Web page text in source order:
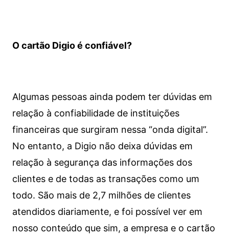
O cartão Digio é confiável?
Algumas pessoas ainda podem ter dúvidas em
relação à confiabilidade de instituições
financeiras que surgiram nessa “onda digital”.
No entanto, a Digio não deixa dúvidas em
relação à segurança das informações dos
clientes e de todas as transações como um
todo. São mais de 2,7 milhões de clientes
atendidos diariamente, e foi possível ver em
nosso conteúdo que sim, a empresa e o cartão